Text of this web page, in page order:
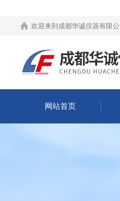
欢迎来到 成都华诚仪器有限
网站首页